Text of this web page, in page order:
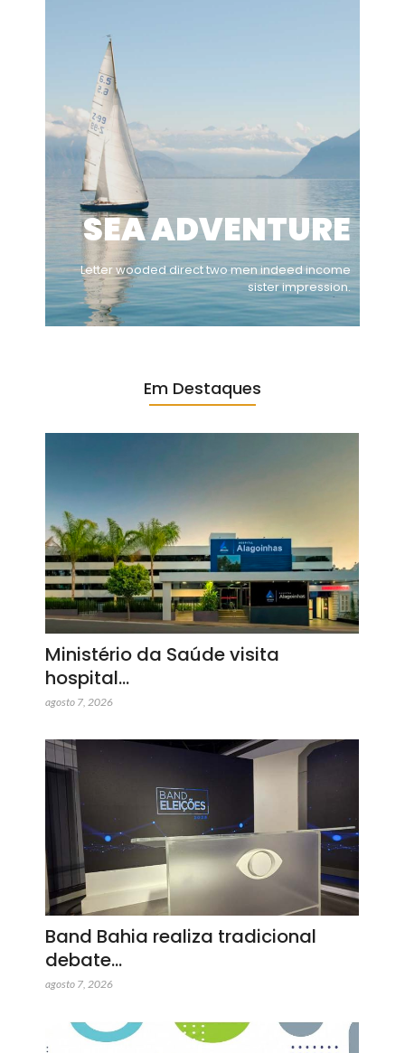
SEA ADVENTURE
Letter wooded direct two men indeed income
sister impression.
Em Destaques
Ministério da Saúde visita
hospital…
agosto 7, 2026
Band Bahia realiza tradicional
debate…
agosto 7, 2026